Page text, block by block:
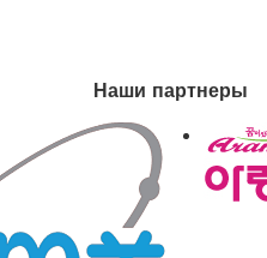
Наши партнеры